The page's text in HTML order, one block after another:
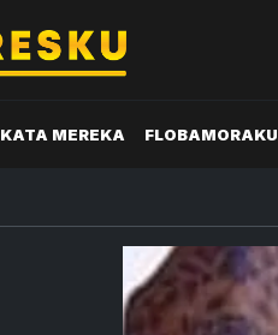
KATA MEREKA FLOBAMORAKU